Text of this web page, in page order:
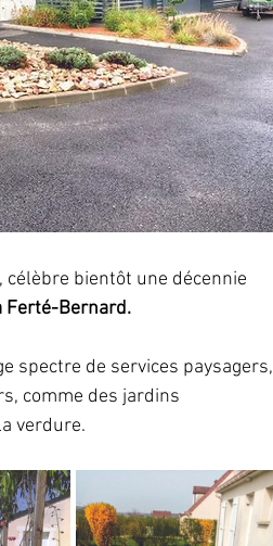
, célèbre bientôt une décennie
Ferté-Bernard.
spectre de services paysagers,
comme des jardins
verdure.